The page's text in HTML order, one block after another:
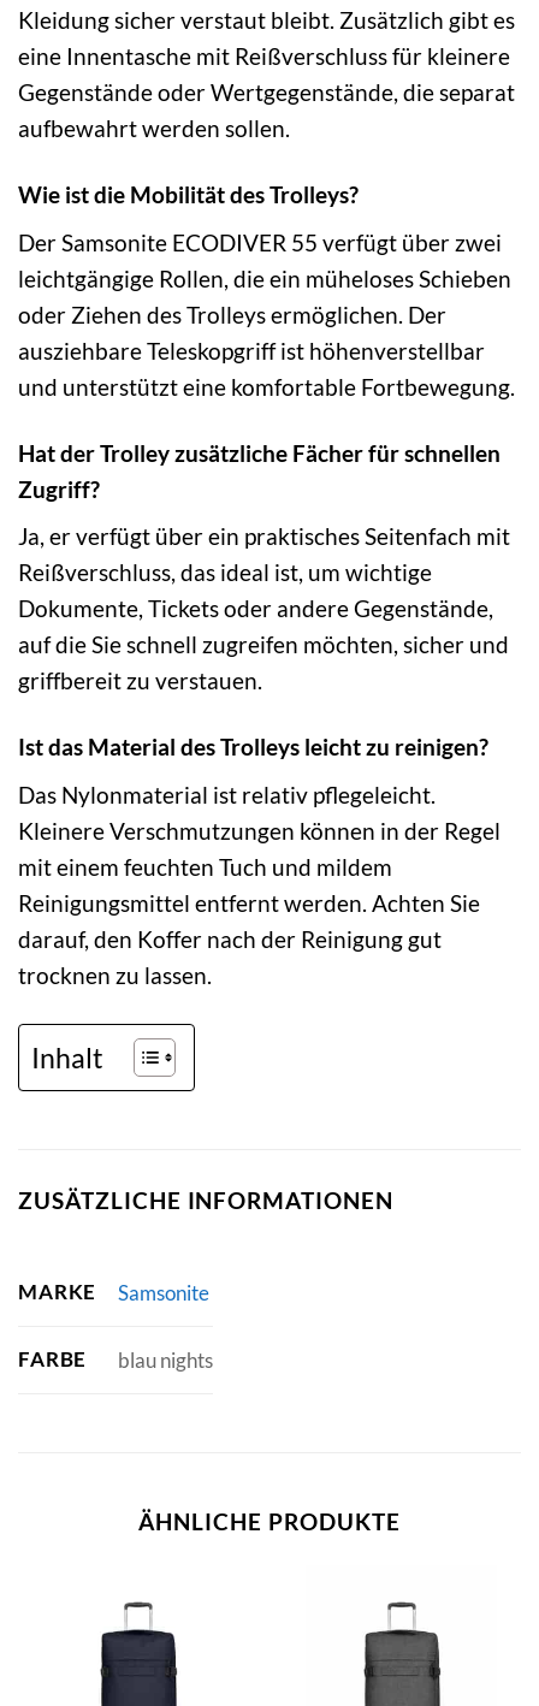
Kleidung sicher verstaut bleibt. Zusätzlich gibt es
eine Innentasche mit Reißverschluss für kleinere
Gegenstände oder Wertgegenstände, die separat
aufbewahrt werden sollen.
Wie ist die Mobilität des Trolleys?
Der Samsonite ECODIVER 55 verfügt über zwei
leichtgängige Rollen, die ein müheloses Schieben
oder Ziehen des Trolleys ermöglichen. Der
ausziehbare Teleskopgriff ist höhenverstellbar
und unterstützt eine komfortable Fortbewegung.
Hat der Trolley zusätzliche Fächer für schnellen
Zugriff?
Ja, er verfügt über ein praktisches Seitenfach mit
Reißverschluss, das ideal ist, um wichtige
Dokumente, Tickets oder andere Gegenstände,
auf die Sie schnell zugreifen möchten, sicher und
griffbereit zu verstauen.
Ist das Material des Trolleys leicht zu reinigen?
Das Nylonmaterial ist relativ pflegeleicht.
Kleinere Verschmutzungen können in der Regel
mit einem feuchten Tuch und mildem
Reinigungsmittel entfernt werden. Achten Sie
darauf, den Koffer nach der Reinigung gut
trocknen zu lassen.
Inhalt
ZUSÄTZLICHE INFORMATIONEN
MARKE Samsonite
FARBE blau nights
ÄHNLICHE PRODUKTE